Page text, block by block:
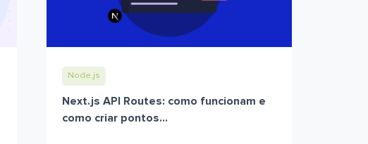
Node.js
Next.js API Routes: como funcionam e
como criar pontos...